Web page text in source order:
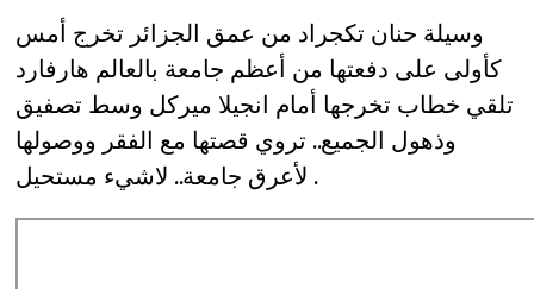
وسيلة حنان تكجراد من عمق الجزائر تخرج أمس
كأولى على دفعتها من أعظم جامعة بالعالم هارفارد
تلقي خطاب تخرجها أمام انجيلا ميركل وسط تصفيق
وذهول الجميع.. تروي قصتها مع الفقر ووصولها
لأعرق جامعة.. لاشيء مستحيل .